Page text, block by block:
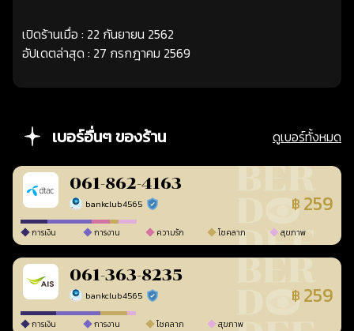
เปิดร้านเมื่อ : 22 กันยายน 2562
อัปเดตล่าสุด : 27 กรกฎาคม 2569
เบอร์อื่นๆ ของร้าน ดูเบอร์ทั้งหมด
061-862-4163
bankclub4565 ร้านยืนยันแล้ว ฿ 259
การเงิน การงาน ความรัก โชคลาภ สุขภาพ
061-363-8235
bankclub4565 ร้านยืนยันแล้ว ฿ 259
การเงิน การงาน โชคลาภ สุขภาพ